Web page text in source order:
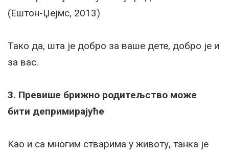
(Ештон-Џејмс, 2013)
Тако да, шта је добро за ваше дете, добро је и
за вас.
3. Превише брижно родитељство може
бити депримирајуће
Kао и са многим стварима у животу, танка је